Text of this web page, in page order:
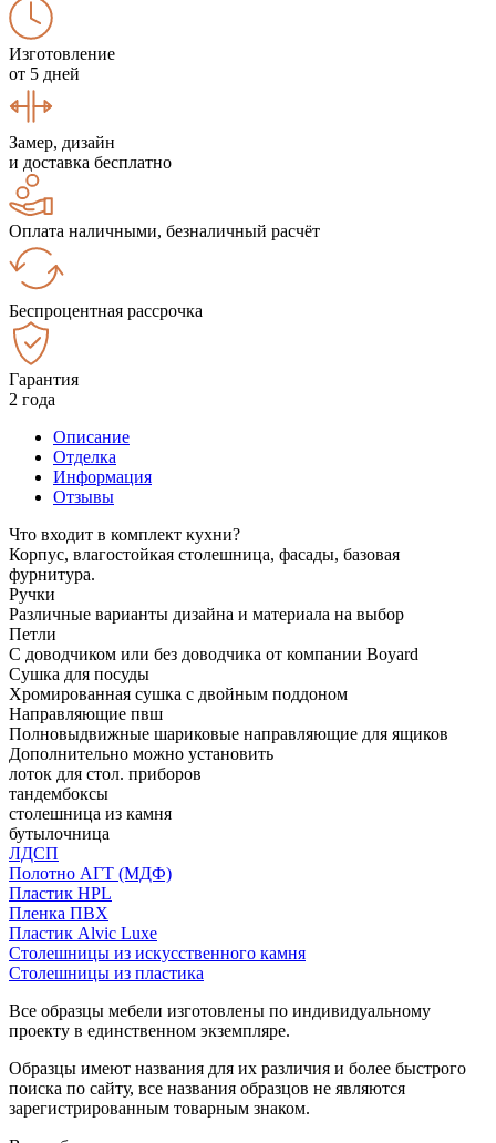
Изготовление
от 5 дней
Замер, дизайн
и доставка бесплатно
Оплата наличными, безналичный расчёт
Беспроцентная рассрочка
Гарантия
2 года
Описание
Отделка
Информация
Отзывы
Что входит в комплект кухни?
Корпус, влагостойкая столешница, фасады, базовая
фурнитура.
Ручки
Различные варианты дизайна и материала на выбор
Петли
С доводчиком или без доводчика от компании Boyard
Сушка для посуды
Хромированная сушка с двойным поддоном
Направляющие пвш
Полновыдвижные шариковые направляющие для ящиков
Дополнительно можно установить
лоток для стол. приборов
тандембоксы
столешница из камня
бутылочница
ЛДСП
Полотно АГТ (МДФ)
Пластик HPL
Пленка ПВХ
Пластик Alvic Luxe
Столешницы из искусственного камня
Столешницы из пластика
Все образцы мебели изготовлены по индивидуальному
проекту в единственном экземпляре.
Образцы имеют названия для их различия и более быстрого
поиска по сайту, все названия образцов не являются
зарегистрированным товарным знаком.